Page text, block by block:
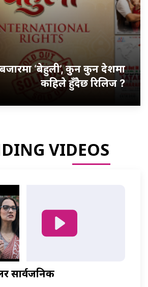
‘बेहुली’, कुन कुन देशमा
कहिले हुँदैछ रिलिज ?
VIDEOS
सार्वजनिक